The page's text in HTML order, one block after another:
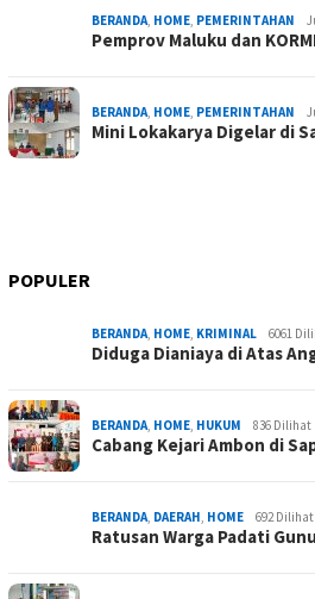
BERANDA, HOME, PEMERINTAHAN
Pemprov Maluku dan
BERANDA, HOME, PEMERINTAHAN
Mini Lokakarya Digelar di
POPULER
BERANDA, HOME, KRIMINAL 6061
Diduga Dianiaya di Atas
BERANDA, HOME, HUKUM 836 Dilihat
Cabang Kejari Ambon di
BERANDA, DAERAH, HOME 692 Dilihat
Ratusan Warga Padati